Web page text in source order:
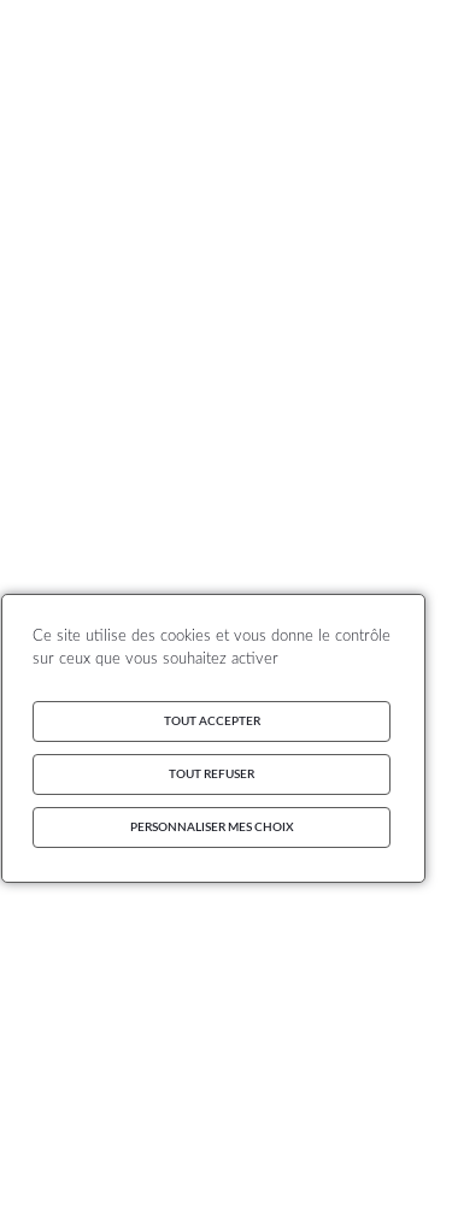
Ce site utilise des cookies et vous donne le contrôle
sur ceux que vous souhaitez activer
TOUT ACCEPTER
TOUT REFUSER
PERSONNALISER MES CHOIX